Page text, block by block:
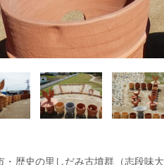
・歴史の里しだみ古墳群（志段味大